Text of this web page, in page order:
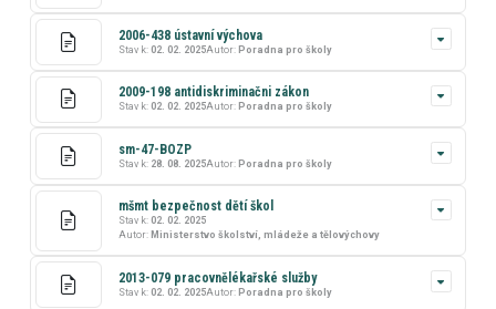
2006-438 ústavní výchova
Stav k: 02. 02. 2025Autor: Poradna pro školy
2009-198 antidiskriminačni zákon
Stav k: 02. 02. 2025Autor: Poradna pro školy
sm-47-BOZP
Stav k: 28. 08. 2025Autor: Poradna pro školy
mšmt bezpečnost dětí škol
Stav k: 02. 02. 2025
Autor: Ministerstvo školství, mládeže a tělovýchovy
2013-079 pracovnělékařské služby
Stav k: 02. 02. 2025Autor: Poradna pro školy